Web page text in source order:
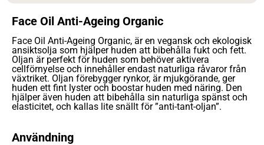
Face Oil Anti-Ageing Organic
Face Oil Anti-Ageing Organic, är en vegansk och ekologisk
ansiktsolja som hjälper huden att bibehålla fukt och fett.
Oljan är perfekt för huden som behöver aktivera
cellförnyelse och innehåller endast naturliga råvaror från
växtriket. Oljan förebygger rynkor, är mjukgörande, ger
huden ett fint lyster och boostar huden med näring. Den
hjälper även huden att bibehålla sin naturliga spänst och
elasticitet, och kallas lite snällt för ”anti-tant-oljan”.
Användning